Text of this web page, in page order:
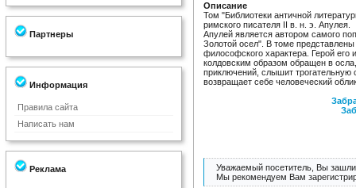
Партнеры
Информация
Правила сайта
Написать нам
Реклама
Описание
Том "Библиотеки античной
римского писателя II в. н. э. Апулея.
Апулей является автором самого
Золотой осел". В томе
философского характера. Герой его
колдовским образом обращен в
приключений, слышит трогательную
возвращает себе человеческий
Уважаемый посетитель, Вы зашли
Мы рекомендуем Вам